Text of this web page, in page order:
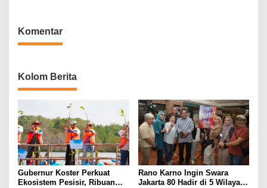
Komentar
Kolom Berita
Gubernur Koster Perkuat
Ekosistem Pesisir, Ribuan
Rano Karno Ingin Swara
Jakarta 80 Hadir di 5 Wilayah,